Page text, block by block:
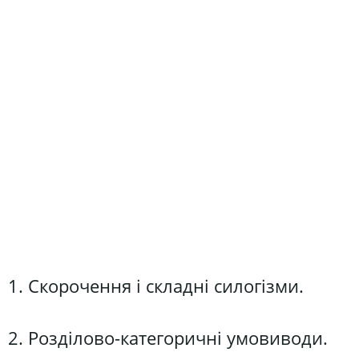
1. Скорочення і складні силогізми.
2. Розділово-категоричні умовиводи.